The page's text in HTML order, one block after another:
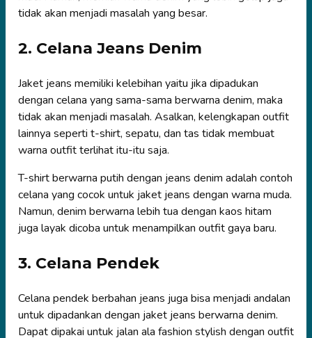
tidak akan menjadi masalah yang besar.
2. Celana Jeans Denim
Jaket jeans memiliki kelebihan yaitu jika dipadukan
dengan celana yang sama-sama berwarna denim, maka
tidak akan menjadi masalah. Asalkan, kelengkapan outfit
lainnya seperti t-shirt, sepatu, dan tas tidak membuat
warna outfit terlihat itu-itu saja.
T-shirt berwarna putih dengan jeans denim adalah contoh
celana yang cocok untuk jaket jeans dengan warna muda.
Namun, denim berwarna lebih tua dengan kaos hitam
juga layak dicoba untuk menampilkan outfit gaya baru.
3. Celana Pendek
Celana pendek berbahan jeans juga bisa menjadi andalan
untuk dipadankan dengan jaket jeans berwarna denim.
Dapat dipakai untuk jalan ala fashion stylish dengan outfit